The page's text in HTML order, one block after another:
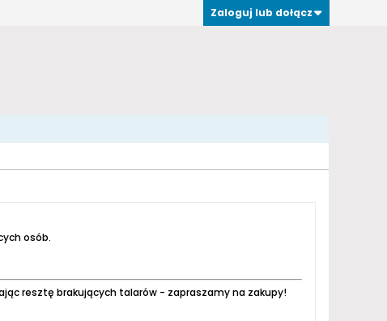
Zaloguj lub dołącz
osób.
resztę brakujących talarów - zapraszamy na zakupy!